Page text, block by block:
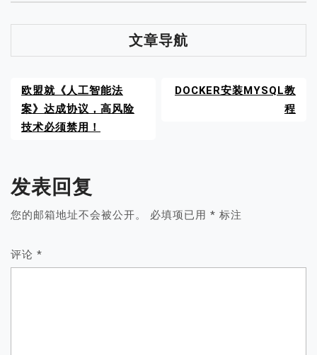
文章导航
欧盟就《人工智能法
案》达成协议，高风险
技术必须禁用！
DOCKER安装MYSQL教
程
发表回复
您的邮箱地址不会被公开。 必填项已用 * 标注
评论 *